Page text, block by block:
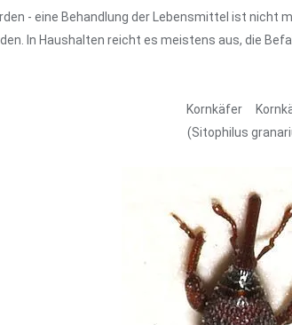
- eine Behandlung der Lebensmittel ist nicht
In Haushalten reicht es meistens aus, die
Kornkäfer
(Sitophilus